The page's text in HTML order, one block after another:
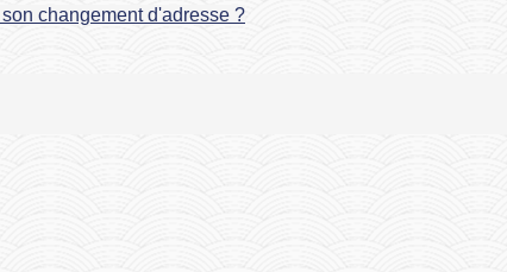
changement d'adresse ?